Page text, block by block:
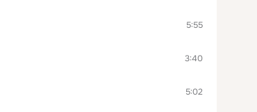
5:55
3:40
5:02